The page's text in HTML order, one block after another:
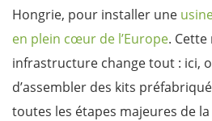
Hongrie, pour installer une
en plein cœur de l’Europe.
infrastructure change tout : ici,
d’assembler des kits
toutes les étapes majeures de la